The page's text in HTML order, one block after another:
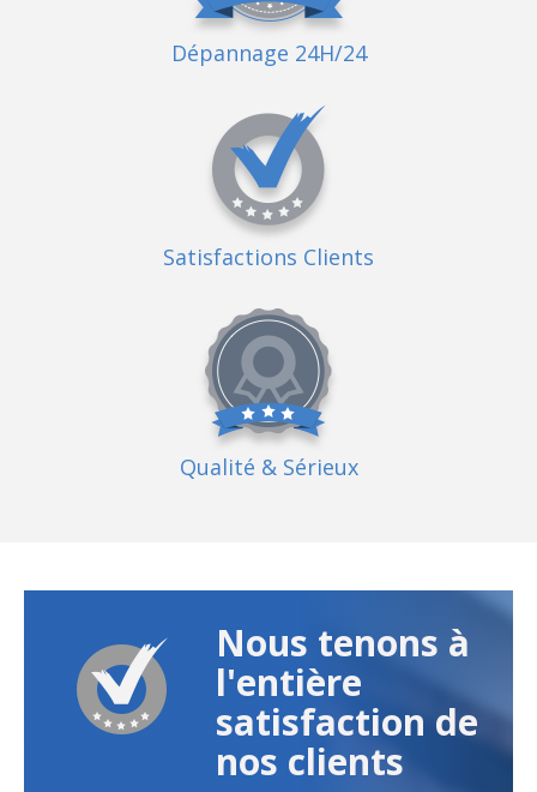
Dépannage 24H/24
Satisfactions Clients
Qualité & Sérieux
Nous tenons à
l'entière
satisfaction de
nos clients